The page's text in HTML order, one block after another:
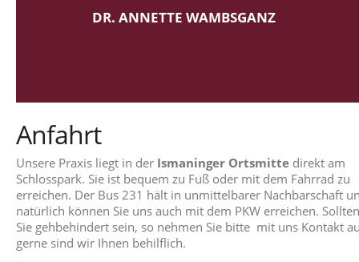
DR. ANNETTE WAMBSGANZ
Anfahrt
Unsere Praxis liegt in der Ismaninger Ortsmitte direkt am
Schlosspark. Sie ist bequem zu Fuß oder mit dem Fahrrad zu
erreichen. Der Bus 231 hält in unmittelbarer Nachbarschaft
natürlich können Sie uns auch mit dem PKW erreichen. Sollten
Sie gehbehindert sein, so nehmen Sie bitte mit uns Kontakt
gerne sind wir Ihnen behilflich.